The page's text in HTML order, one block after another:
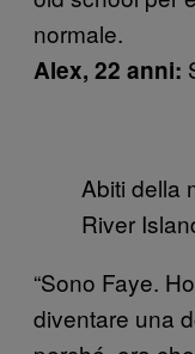
normale.
Alex, 22 anni:
Abiti della
River
“Sono Faye.
diventare una